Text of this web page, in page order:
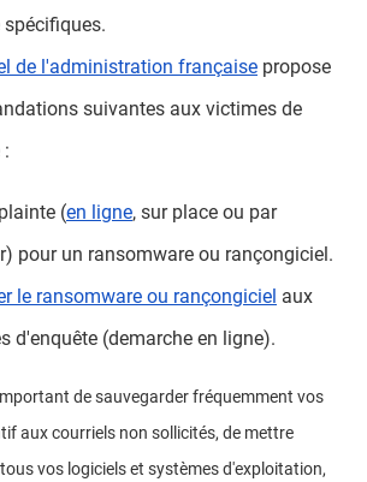
de l'administration française propose
suivantes aux victimes de
(en ligne, sur place ou par
pour un ransomware ou rançongiciel.
le ransomware ou rançongiciel aux
d'enquête (demarche en ligne).
de sauvegarder fréquemment vos
aux courriels non sollicités, de mettre
vos logiciels et systèmes d'exploitation,